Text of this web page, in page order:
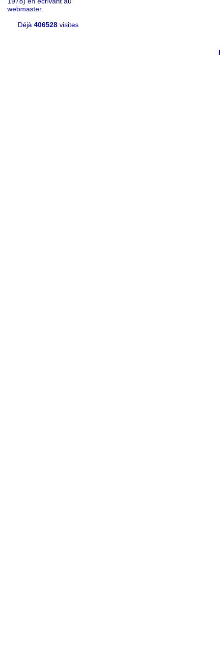
webmaster.
Déjà 406528 visites